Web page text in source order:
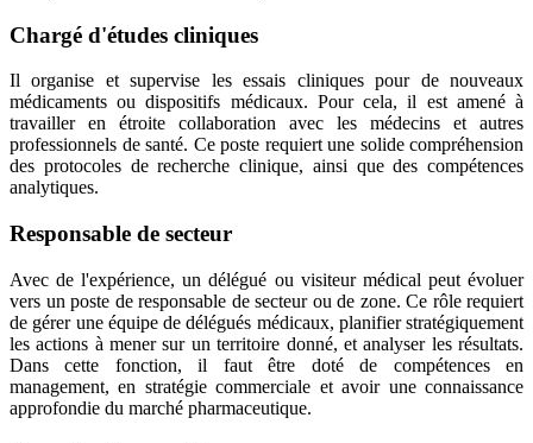
Chargé d'études cliniques
Il organise et supervise les essais cliniques pour de nouveaux
médicaments ou dispositifs médicaux. Pour cela, il est amené à
travailler en étroite collaboration avec les médecins et autres
professionnels de santé. Ce poste requiert une solide compréhension
des protocoles de recherche clinique, ainsi que des compétences
analytiques.
Responsable de secteur
Avec de l'expérience, un délégué ou visiteur médical peut évoluer
vers un poste de responsable de secteur ou de zone. Ce rôle requiert
de gérer une équipe de délégués médicaux, planifier stratégiquement
les actions à mener sur un territoire donné, et analyser les résultats.
Dans cette fonction, il faut être doté de compétences en
management, en stratégie commerciale et avoir une connaissance
approfondie du marché pharmaceutique.